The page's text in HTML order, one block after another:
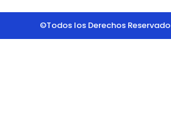
©Todos los Derechos